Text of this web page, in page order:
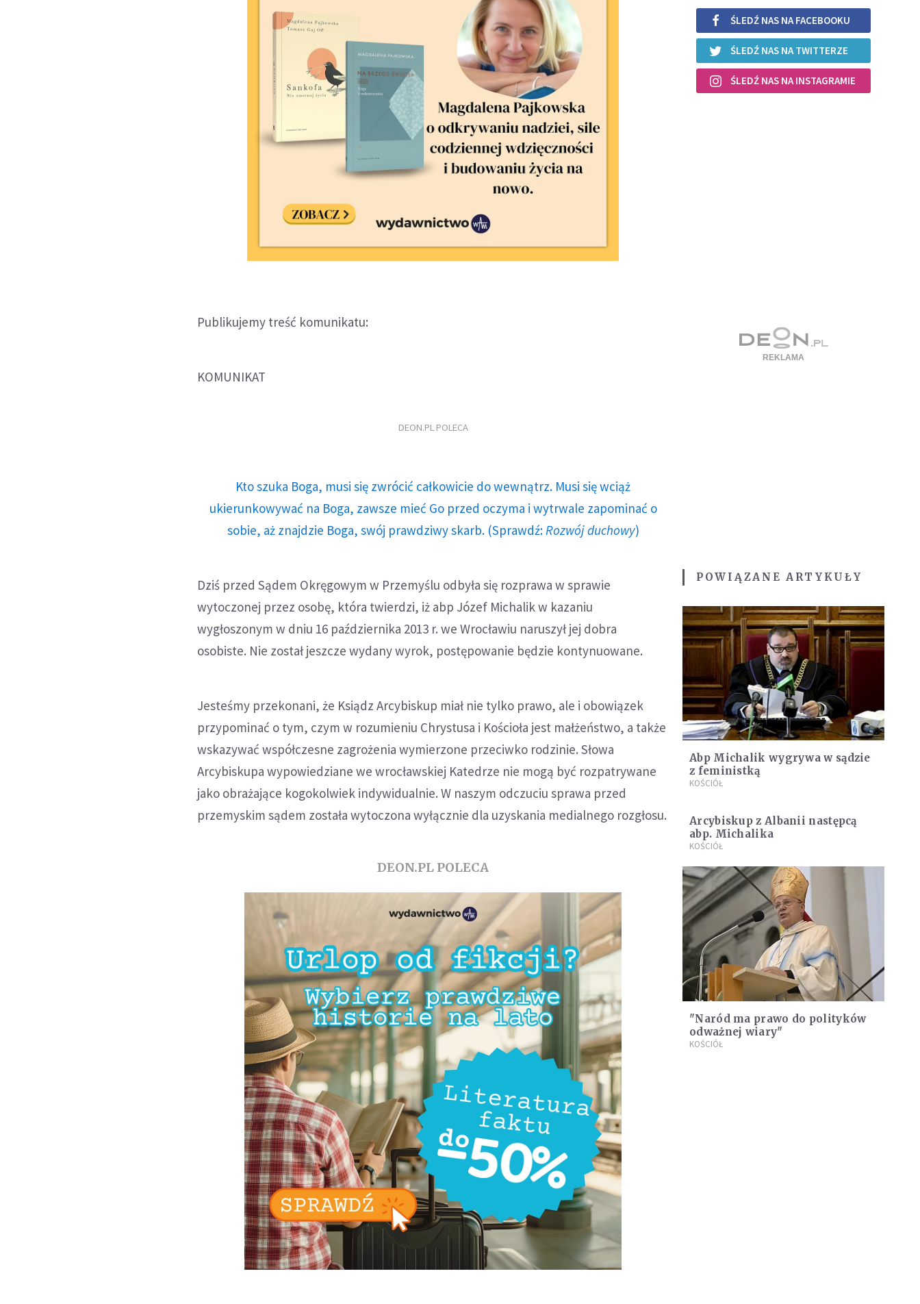
Publikujemy treść komunikatu:
KOMUNIKAT
DEON.PL POLECA
Kto szuka Boga, musi się zwrócić całkowicie do wewnątrz. Musi się wciąż
ukierunkowywać na Boga, zawsze mieć Go przed oczyma i wytrwale zapominać o
sobie, aż znajdzie Boga, swój prawdziwy skarb. (Sprawdź: Rozwój duchowy)
Dziś przed Sądem Okręgowym w Przemyślu odbyła się rozprawa w sprawie
wytoczonej przez osobę, która twierdzi, iż abp Józef Michalik w kazaniu
wygłoszonym w dniu 16 października 2013 r. we Wrocławiu naruszył jej dobra
osobiste. Nie został jeszcze wydany wyrok, postępowanie będzie kontynuowane.
Jesteśmy przekonani, że Ksiądz Arcybiskup miał nie tylko prawo, ale i obowiązek
przypominać o tym, czym w rozumieniu Chrystusa i Kościoła jest małżeństwo, a także
wskazywać współczesne zagrożenia wymierzone przeciwko rodzinie. Słowa
Arcybiskupa wypowiedziane we wrocławskiej Katedrze nie mogą być rozpatrywane
jako obrażające kogokolwiek indywidualnie. W naszym odczuciu sprawa przed
przemyskim sądem została wytoczona wyłącznie dla uzyskania medialnego rozgłosu.
DEON.PL POLECA
ŚLEDŹ NAS NA FACEBOOKU
ŚLEDŹ NAS NA TWITTERZE
ŚLEDŹ NAS NA INSTAGRAMIE
POWIĄZANE ARTYKUŁY
Abp Michalik wygrywa w sądzie
z feministką
KOŚCIÓŁ
Arcybiskup z Albanii następcą
abp. Michalika
KOŚCIÓŁ
"Naród ma prawo do polityków
odważnej wiary"
KOŚCIÓŁ